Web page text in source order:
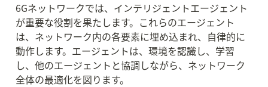
6Gネットワークでは、インテリジェントエージェント
が重要な役割を果たします。これらのエージェント
は、ネットワーク内の各要素に埋め込まれ、自律的に
動作します。エージェントは、環境を認識し、学習
し、他のエージェントと協調しながら、ネットワーク
全体の最適化を図ります。